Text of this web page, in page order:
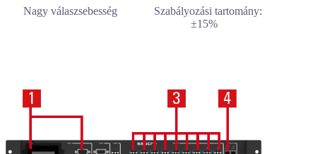
Nagy válaszsebesség
Szabályozási tartomány:
±15%